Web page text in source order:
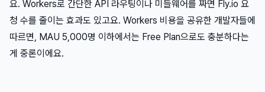
요. Workers로 간단한 API 라우팅이나 미들웨어를 짜면 Fly.io 요
청 수를 줄이는 효과도 있고요. Workers 비용을 공유한 개발자들에
따르면, MAU 5,000명 이하에서는 Free Plan으로도 충분하다는
게 중론이에요.